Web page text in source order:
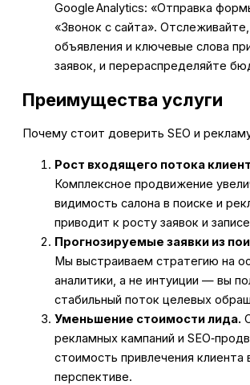
Google Analytics: «Отправка
«Звонок с сайта».
объявления и ключевые слова
заявок, и перераспределяйте
Преимущества услуги
Почему стоит доверить SEO и
Рост входящего потока
Комплексное продвижение
видимость салона в поиске и
приводит к росту заявок и
Прогнозируемые заявки из
Мы выстраиваем стратегию на
аналитики, а не интуиции — вы
стабильный поток целевых
Уменьшение стоимости лида.
рекламных кампаний и
стоимость привлечения клиента
перспективе.